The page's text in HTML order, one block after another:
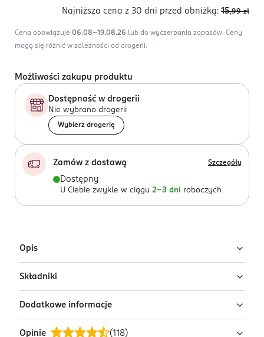
Najniższa cena z 30 dni przed obniżką: 15,99 zł
Cena obowiązuje 06.08-19.08.26 lub do wyczerpania zapasów. Ceny
mogą się różnić w zależności od drogerii.
Możliwości zakupu produktu
Dostępność w drogerii
Nie wybrano drogerii
Wybierz drogerię
Zamów z dostawą Szczegóły
Dostępny
U Ciebie zwykle w ciągu 2-3 dni roboczych
Opis
Efektima The Best Of to zestaw zawierający pięć
rodzajów hydrożelowych płatków pod oczy, które
pielęgnują i odżywiają delikatną skórę w okolicach
oczu.
Składniki
Coffee & Peptides: Aqua, Glycerin, Chondrus Crispus
Powder, Caffeine, Niacinamide, Hydrolyzed Silk, Soluble
Dodatkowe informacje
Opinie (118)